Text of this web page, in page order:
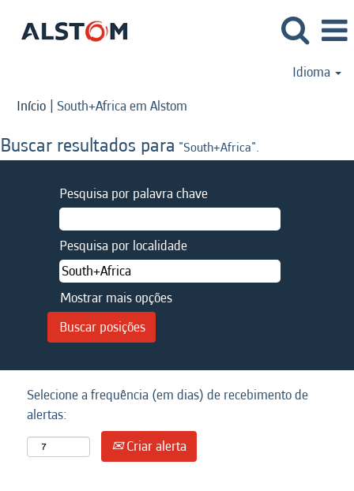
Idioma
Início | South+Africa em Alstom
Buscar resultados para "South+Africa".
Pesquisa por palavra chave
Pesquisa por localidade
Mostrar mais opções
Selecione a frequência (em dias) de recebimento de
alertas:
Criar alerta